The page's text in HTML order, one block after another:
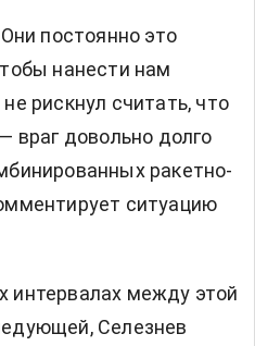
постоянно это
нанести нам
рискнул считать, что
враг довольно долго
ракетно-
ситуацию
интервалах между этой
Селезнев